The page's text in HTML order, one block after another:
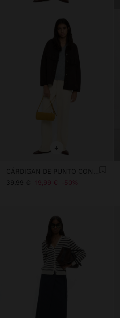
+
CÁRDIGAN DE PUNTO CON FLECOS
39,99 €
19,99 € 50%